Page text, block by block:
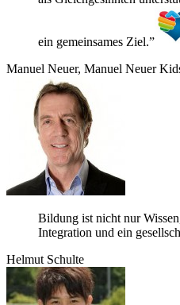
ein gemein­sa­mes Ziel.”
Manuel Neuer, Manuel Neuer
Bil­dung ist nicht nur
Inte­gra­tion und ein
Hel­mut Schulte